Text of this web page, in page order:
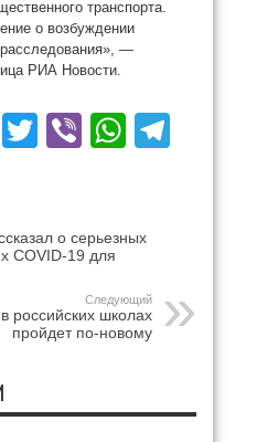
транспорта.
о возбуждении
расследования», —
РИА Новости.
Odnoklassniki
Twitter
Viber
о серьезных
COVID-19 для
Следующий
российских школах
пройдет по-новому